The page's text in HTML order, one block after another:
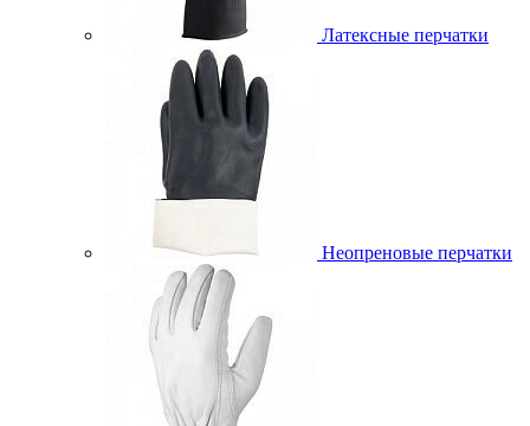
Латексные перчатки
Неопреновые перчатки